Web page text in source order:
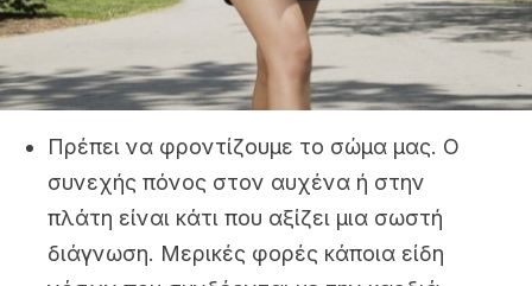
Πρέπει να φροντίζουμε το σώμα μας. Ο
συνεχής πόνος στον αυχένα ή στην
πλάτη είναι κάτι που αξίζει μια σωστή
διάγνωση. Μερικές φορές κάποια είδη